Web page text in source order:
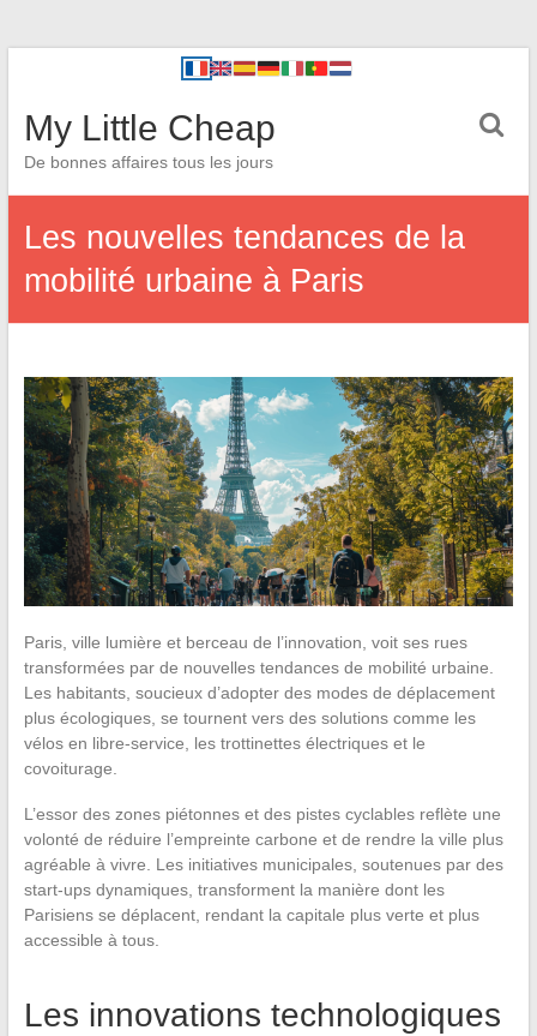
My Little Cheap
De bonnes affaires tous les jours
Les nouvelles tendances de la
mobilité urbaine à Paris
Paris, ville lumière et berceau de l’innovation, voit ses rues
transformées par de nouvelles tendances de mobilité urbaine.
Les habitants, soucieux d’adopter des modes de déplacement
plus écologiques, se tournent vers des solutions comme les
vélos en libre-service, les trottinettes électriques et le
covoiturage.
L’essor des zones piétonnes et des pistes cyclables reflète une
volonté de réduire l’empreinte carbone et de rendre la ville plus
agréable à vivre. Les initiatives municipales, soutenues par des
start-ups dynamiques, transforment la manière dont les
Parisiens se déplacent, rendant la capitale plus verte et plus
accessible à tous.
Les innovations technologiques